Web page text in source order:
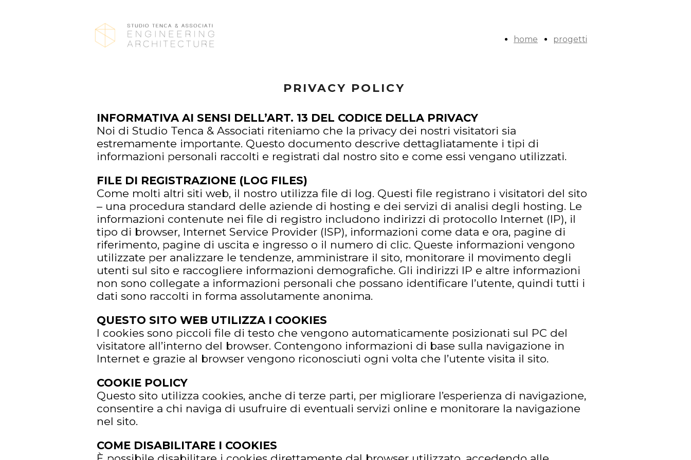
home progetti
PRIVACY POLICY
INFORMATIVA AI SENSI DELL’ART. 13 DEL CODICE DELLA PRIVACY
Noi di Studio Tenca & Associati riteniamo che la privacy dei nostri visitatori sia
estremamente importante. Questo documento descrive dettagliatamente i tipi di
informazioni personali raccolti e registrati dal nostro sito e come essi vengano utilizzati.
FILE DI REGISTRAZIONE (LOG FILES)
Come molti altri siti web, il nostro utilizza file di log. Questi file registrano i visitatori del sito
– una procedura standard delle aziende di hosting e dei servizi di analisi degli hosting. Le
informazioni contenute nei file di registro includono indirizzi di protocollo Internet (IP), il
tipo di browser, Internet Service Provider (ISP), informazioni come data e ora, pagine di
riferimento, pagine di uscita e ingresso o il numero di clic. Queste informazioni vengono
utilizzate per analizzare le tendenze, amministrare il sito, monitorare il movimento degli
utenti sul sito e raccogliere informazioni demografiche. Gli indirizzi IP e altre informazioni
non sono collegate a informazioni personali che possano identificare l’utente, quindi tutti i
dati sono raccolti in forma assolutamente anonima.
QUESTO SITO WEB UTILIZZA I COOKIES
I cookies sono piccoli file di testo che vengono automaticamente posizionati sul PC del
visitatore all’interno del browser. Contengono informazioni di base sulla navigazione in
Internet e grazie al browser vengono riconosciuti ogni volta che l’utente visita il sito.
COOKIE POLICY
Questo sito utilizza cookies, anche di terze parti, per migliorare l’esperienza di navigazione,
consentire a chi naviga di usufruire di eventuali servizi online e monitorare la navigazione
nel sito.
COME DISABILITARE I COOKIES